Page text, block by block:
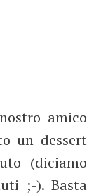
amico
un dessert
(diciamo
;-). Basta